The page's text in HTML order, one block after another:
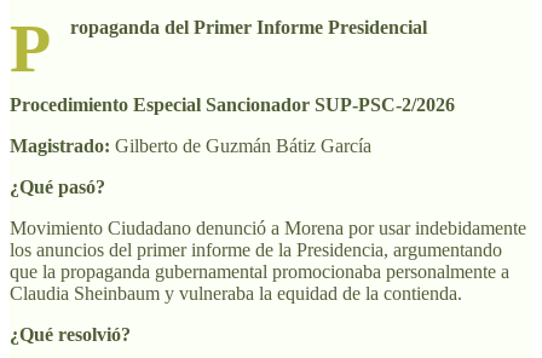
P ropaganda del Primer Informe Presidencial
Procedimiento Especial Sancionador SUP-PSC-2/2026
Magistrado: Gilberto de Guzmán Bátiz García
¿Qué pasó?
Movimiento Ciudadano denunció a Morena por usar indebidamente
los anuncios del primer informe de la Presidencia, argumentando
que la propaganda gubernamental promocionaba personalmente a
Claudia Sheinbaum y vulneraba la equidad de la contienda.
¿Qué resolvió?